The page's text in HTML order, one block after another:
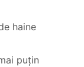
haine
puțin